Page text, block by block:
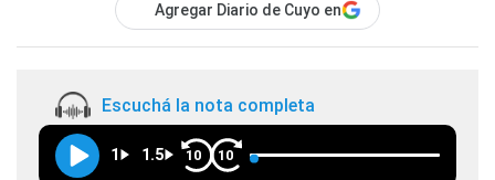
Agregar Diario de Cuyo en
Escuchá la nota completa
1 1.5 10 10